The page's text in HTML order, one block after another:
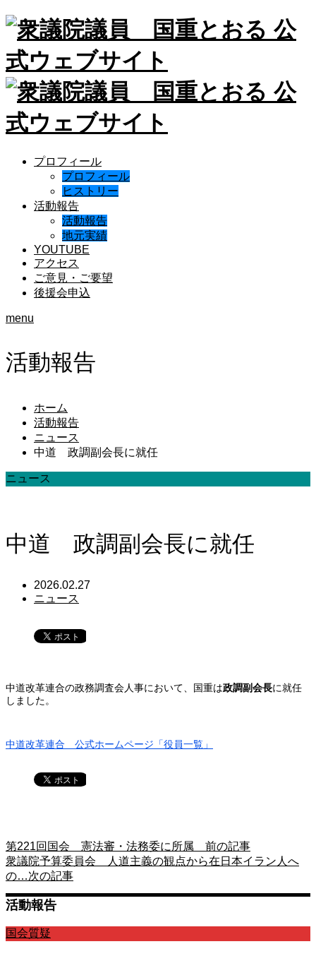
プロフィール
プロフィール
ヒストリー
活動報告
活動報告
地元実績
YOUTUBE
アクセス
ご意見・ご要望
後援会申込
menu
活動報告
ホーム
活動報告
ニュース
中道 政調副会長に就任
ニュース
中道 政調副会長に就任
2026.02.27
ニュース
中道改革連合の政務調査会人事において、国重は政調副会長に就任
しました。
中道改革連合 公式ホームページ「役員一覧」
第221回国会 憲法審・法務委に所属 前の記事
衆議院予算委員会 人道主義の観点から在日本イラン人へ
の…次の記事
活動報告
国会質疑